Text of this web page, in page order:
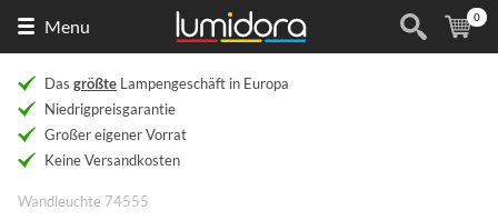
Menu (
0
Das größte Lampengeschäft in Europa
Niedrigpreisgarantie
Großer eigener Vorrat
Keine Versandkosten
Wandleuchte 74555